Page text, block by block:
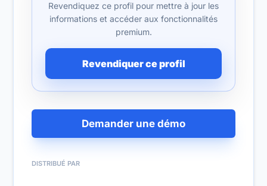
Revendiquez ce profil pour mettre à jour les
informations et accéder aux fonctionnalités
premium.
Revendiquer ce profil
Demander une démo
DISTRIBUÉ PAR